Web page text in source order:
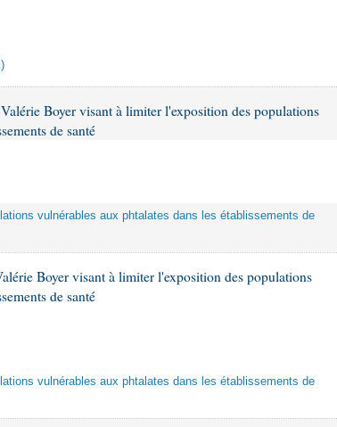
Boyer visant à limiter l'exposition des populations
de santé
vulnérables aux phtalates dans les établissements de
Boyer visant à limiter l'exposition des populations
de santé
vulnérables aux phtalates dans les établissements de